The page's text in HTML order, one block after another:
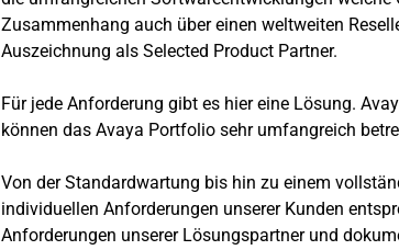
Zusammenhang auch über einen weltweiten
Auszeichnung als Selected Product Partner.
Für jede Anforderung gibt es hier eine Lösung.
können das Avaya Portfolio sehr umfangreich
Von der Standardwartung bis hin zu einem
individuellen Anforderungen unserer Kunden
Anforderungen unserer Lösungspartner und